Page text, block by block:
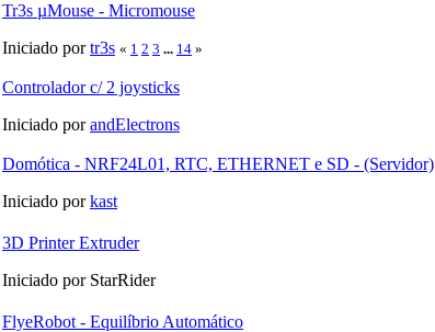
Tr3s µMouse - Micromouse
Iniciado portr3s « 1 2 3 ... 14 »
Controlador c/ 2 joysticks
Iniciado porandElectrons
Domótica - NRF24L01, RTC, ETHERNET e SD - (Servidor)
Iniciado porkast
3D Printer Extruder
Iniciado por StarRider
FlyeRobot - Equilíbrio Automático